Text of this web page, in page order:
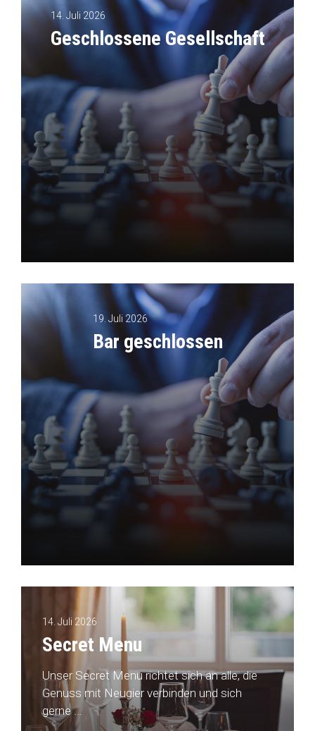
14. Juli 2026
Geschlossene Gesellschaft
19. Juli 2026
Bar geschlossen
14. Juli 2026
Secret Menu
Unser Secret Menu richtet sich an alle, die
Genuss mit Neugier verbinden und sich
gerne ...